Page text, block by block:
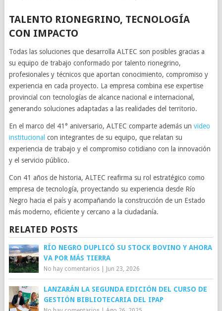
TALENTO RIONEGRINO, TECNOLOGÍA
CON IMPACTO
Todas las soluciones que desarrolla ALTEC son posibles gracias a
su equipo de trabajo conformado por talento rionegrino,
profesionales y técnicos que aportan conocimiento, compromiso y
experiencia en cada proyecto. La empresa combina ese expertise
provincial con tecnologías de alcance nacional e internacional,
generando soluciones adaptadas a las realidades del territorio.
En el marco del 41° aniversario, ALTEC comparte además un video
institucional con integrantes de su equipo, que relatan su
experiencia de trabajo y el compromiso cotidiano con la innovación
y el servicio público.
Con 41 años de historia, ALTEC reafirma su rol estratégico como
empresa de tecnología, proyectando su experiencia desde Río
Negro hacia el país y acompañando la construcción de un Estado
más moderno, eficiente y cercano a la ciudadanía.
RELATED POSTS
RÍO NEGRO DUPLICÓ SU STOCK BOVINO Y AHORA
VA POR MÁS TIERRA
No hay comentarios| Jun 23, 2026
LANZARÁN LA SEGUNDA EDICIÓN DEL CURSO DE
GESTIÓN BIBLIOTECARIA DEL IPAP